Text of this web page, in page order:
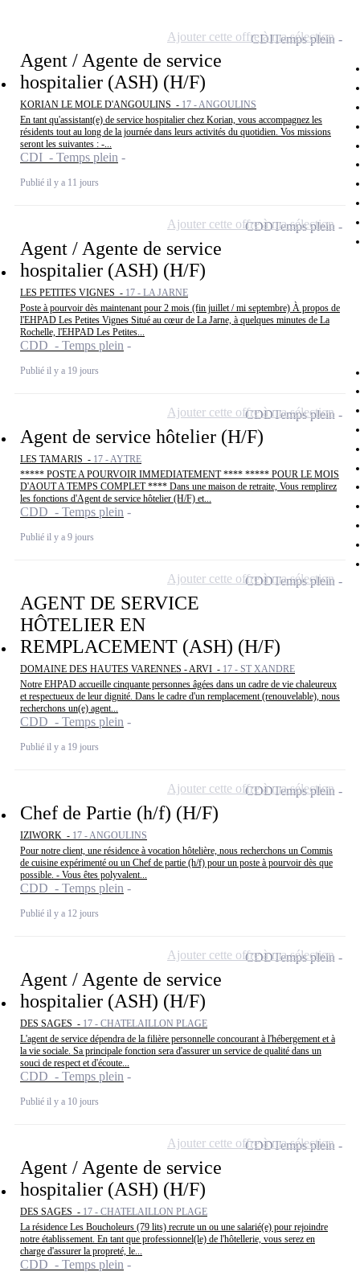
Agent / Agente de service
hospitalier (ASH) (H/F)
KORIAN LE MOLE D'ANGOULINS - 17 - ANGOULINS
En tant qu'assistant(e) de service hospitalier chez Korian, vous accompagnez les
résidents tout au long de la journée dans leurs activités du quotidien. Vos missions
seront les suivantes : -...
CDI - Temps plein
Publié il y a 11 jours
CDITemps plein
Ajouter cette offre à ma sélection
Agent / Agente de service
hospitalier (ASH) (H/F)
LES PETITES VIGNES - 17 - LA JARNE
Poste à pourvoir dès maintenant pour 2 mois (fin juillet / mi septembre) À propos de
l'EHPAD Les Petites Vignes Situé au cœur de La Jarne, à quelques minutes de La
Rochelle, l'EHPAD Les Petites...
CDD - Temps plein
Publié il y a 19 jours
CDDTemps plein
Ajouter cette offre à ma sélection
Agent de service hôtelier (H/F)
LES TAMARIS - 17 - AYTRE
***** POSTE A POURVOIR IMMEDIATEMENT **** ***** POUR LE MOIS
D'AOUT A TEMPS COMPLET **** Dans une maison de retraite, Vous remplirez
les fonctions d'Agent de service hôtelier (H/F) et...
CDD - Temps plein
Publié il y a 9 jours
CDDTemps plein
Ajouter cette offre à ma sélection
AGENT DE SERVICE
HÔTELIER EN
REMPLACEMENT (ASH) (H/F)
DOMAINE DES HAUTES VARENNES - ARVI - 17 - ST XANDRE
Notre EHPAD accueille cinquante personnes âgées dans un cadre de vie chaleureux
et respectueux de leur dignité. Dans le cadre d'un remplacement (renouvelable), nous
recherchons un(e) agent...
CDD - Temps plein
Publié il y a 19 jours
CDDTemps plein
Ajouter cette offre à ma sélection
Chef de Partie (h/f) (H/F)
IZIWORK - 17 - ANGOULINS
Pour notre client, une résidence à vocation hôtelière, nous recherchons un Commis
de cuisine expérimenté ou un Chef de partie (h/f) pour un poste à pourvoir dès que
possible. - Vous êtes polyvalent...
CDD - Temps plein
Publié il y a 12 jours
CDDTemps plein
Ajouter cette offre à ma sélection
Agent / Agente de service
hospitalier (ASH) (H/F)
DES SAGES - 17 - CHATELAILLON PLAGE
L'agent de service dépendra de la filière personnelle concourant à l'hébergement et à
la vie sociale. Sa principale fonction sera d'assurer un service de qualité dans un
souci de respect et d'écoute...
CDD - Temps plein
Publié il y a 10 jours
CDDTemps plein
Ajouter cette offre à ma sélection
Agent / Agente de service
hospitalier (ASH) (H/F)
DES SAGES - 17 - CHATELAILLON PLAGE
La résidence Les Boucholeurs (79 lits) recrute un ou une salarié(e) pour rejoindre
notre établissement. En tant que professionnel(le) de l'hôtellerie, vous serez en
charge d'assurer la propreté, le...
CDD - Temps plein
CDDTemps plein
Ajouter cette offre à ma sélection